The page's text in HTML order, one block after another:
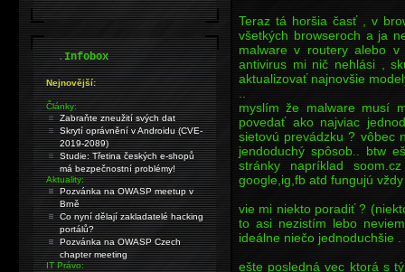
Teraz tá horšia časť , v
všetkých browseroch a ja
malware v routery alebo
antivirus mi nič nehlási ,
aktualizovať najnovšie
myslím že malware musí
povedať ako najviac
sietovú prevádzku ? vôbec
jendoduchý spôsob.. btw
stránky napríklad
google,ig,fb atd fungujú
vie mi niekto poradiť ?
to asi nezistím lebo
ideálne niečo jednoduchšie .
ešte posledná vec ktorá s
.Infobox
Nejnovější:
Články:
Zabraňte zneužití svých dat
Skrytí oprávnění v Androidu (CVE-
2019-2089)
Studie: Třetina českých e-shopů
má bezpečnostní problémy!
Aktuality:
Pozvánka na OWASP meetup v
Brně
Co nyní dělají zakladatelé hacking
portálů?
Pozvánka na OWASP Czech
chapter meeting
IT Právo: